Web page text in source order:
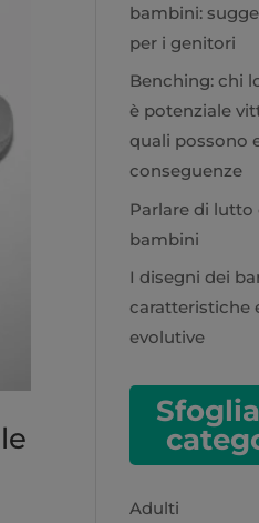
bambini:
per i genitori
Benching: chi
è potenziale
quali possono
conseguenze
Parlare di lutto
bambini
I disegni dei
caratteristiche
evolutive
Adulti